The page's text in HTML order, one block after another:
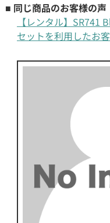
■ 同じ商品のお客様の声
【レンタル】
セットを利用したお